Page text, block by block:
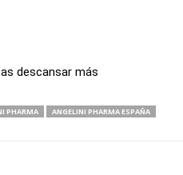
descansar más
PHARMA
ANGELINI PHARMA ESPAÑA